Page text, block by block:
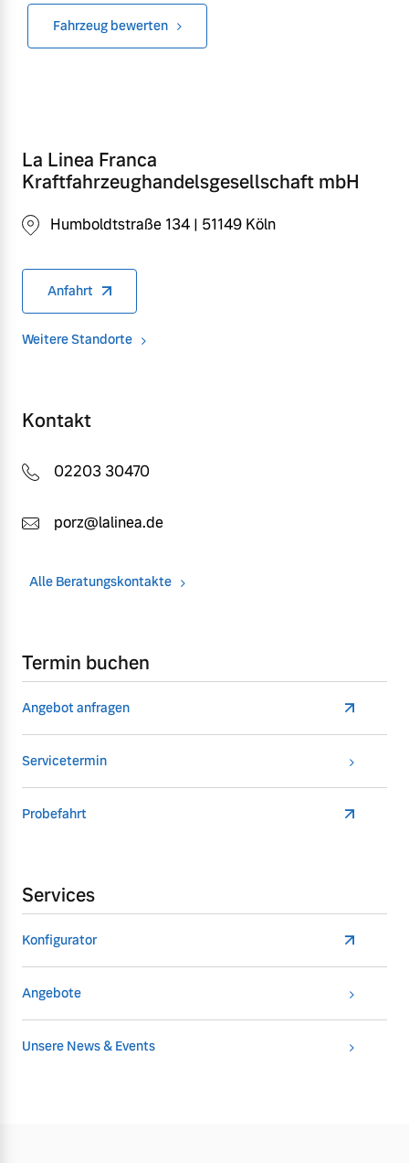
Fahrzeug bewerten
La Linea Franca
Kraftfahrzeughandelsgesellschaft mbH
Humboldtstraße 134 | 51149 Köln
Anfahrt
Weitere Standorte
Kontakt
02203 30470
porz@lalinea.de
Alle Beratungskontakte
Termin buchen
Angebot anfragen
Servicetermin
Probefahrt
Services
Konfigurator
Angebote
Unsere News & Events